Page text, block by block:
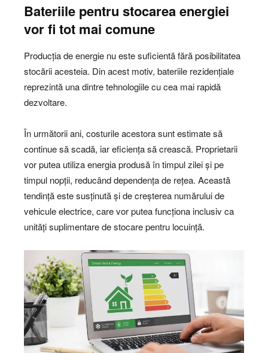
Bateriile pentru stocarea energiei
vor fi tot mai comune
Producția de energie nu este suficientă fără posibilitatea
stocării acesteia. Din acest motiv, bateriile rezidențiale
reprezintă una dintre tehnologiile cu cea mai rapidă
dezvoltare.
În următorii ani, costurile acestora sunt estimate să
continue să scadă, iar eficiența să crească. Proprietarii
vor putea utiliza energia produsă în timpul zilei și pe
timpul nopții, reducând dependența de rețea. Această
tendință este susținută și de creșterea numărului de
vehicule electrice, care vor putea funcționa inclusiv ca
unități suplimentare de stocare pentru locuință.